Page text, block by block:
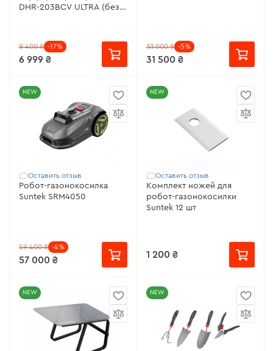
DHR-203BCV ULTRA (без
8 400 ₴ -17%
6 999 ₴
33 000 ₴ -5%
31 500 ₴
NEW
Оставить отзыв
Робот-газонокосилка
Suntek SRM4050
59 400 ₴ -4%
57 000 ₴
NEW
Оставить отзыв
Комплект ножей для
робот-газонокосилки
Suntek 12 шт
1 200 ₴
NEW NEW